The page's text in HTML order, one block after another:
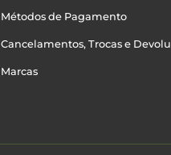
Métodos de Pagamento
Cancelamentos, Trocas e
Marcas